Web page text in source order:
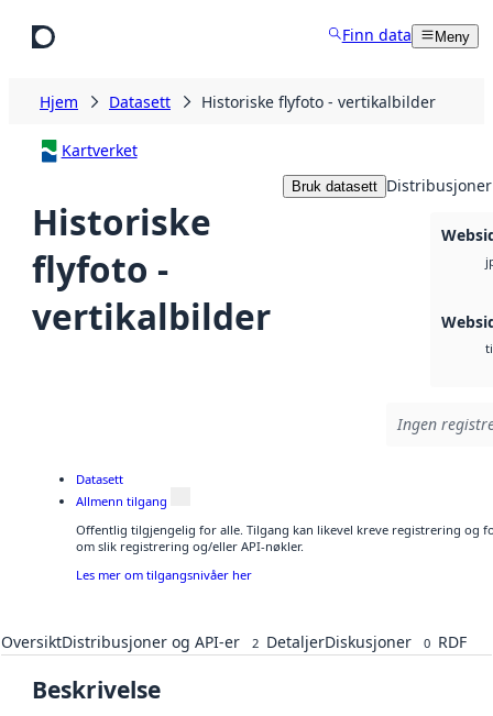
Finn data Meny
Hjem Datasett Historiske flyfoto - vertikalbilder
Kartverket
Historiske
flyfoto -
vertikalbilder
Bruk datasett Distribusjoner
Ingen
Datasett
Allmenn tilgang
Offentlig tilgjengelig for alle. Tilgang kan likevel kreve registrering og
om slik registrering og/eller API-nøkler.
Les mer om tilgangsnivåer her
OversiktDistribusjoner og API-er 2 DetaljerDiskusjoner 0 RDF
Beskrivelse